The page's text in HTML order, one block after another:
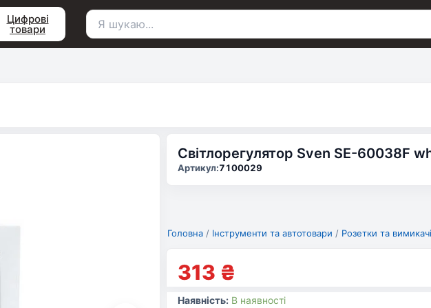
Цифрові
товари
Пошук
Світлорегулятор Sven SE-60038F
Артикул:7100029
Головна / Інструменти та автотовари / Розетки та вимикачі
313 ₴
Наявність: В наявності